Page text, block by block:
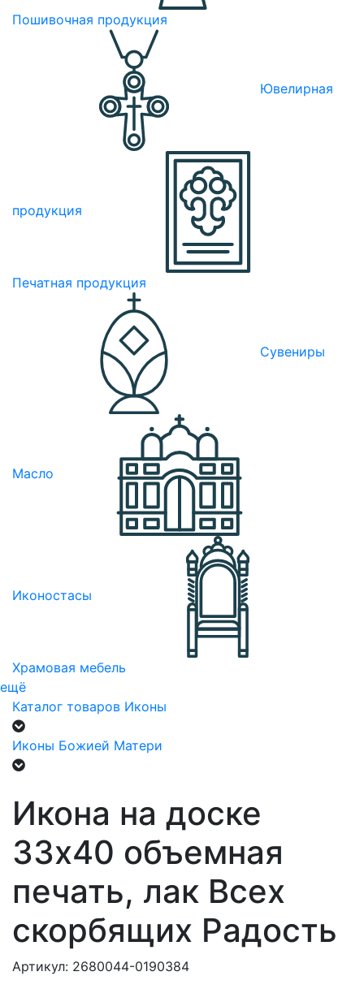
Пошивочная продукция
Ювелирная
продукция
Печатная продукция
Сувениры
Масло
Иконостасы
Храмовая мебель
ещё
Каталог товаров Иконы
Иконы Божией Матери
Икона на доске
33х40 объемная
печать, лак Всех
скорбящих Радость
Артикул: 2680044-0190384